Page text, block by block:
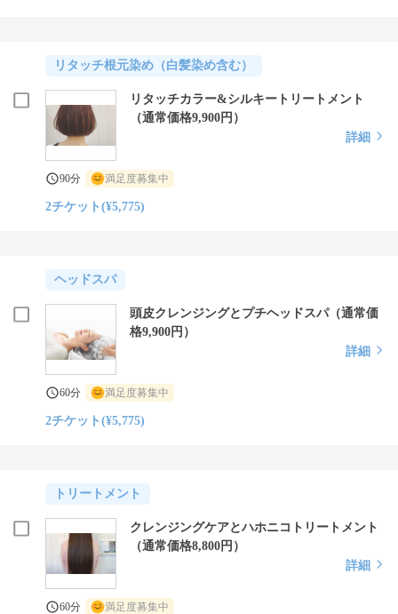
リタッチ根元染め（白髪染め含む）
リタッチカラー&シルキートリートメント
（通常価格9,900円）
詳細
90分 満足度募集中
2チケット(¥5,775)
ヘッドスパ
頭皮クレンジングとプチヘッドスパ（通常価
格9,900円）
詳細
60分 満足度募集中
2チケット(¥5,775)
トリートメント
クレンジングケアとハホニコトリートメント
（通常価格8,800円）
詳細
60分 満足度募集中